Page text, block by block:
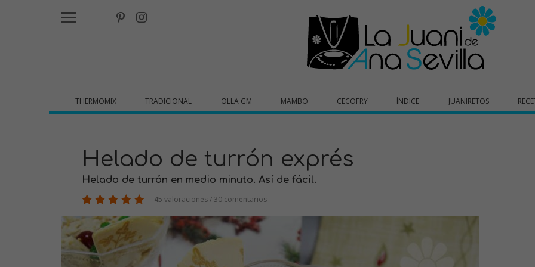
THERMOMIX TRADICIONAL OLLA GM MAMBO CECOFRY ÍNDICE JUANIRETOS
Helado de turrón exprés
Helado de turrón en medio minuto. Así de fácil.
45 valoraciones / 30 comentarios